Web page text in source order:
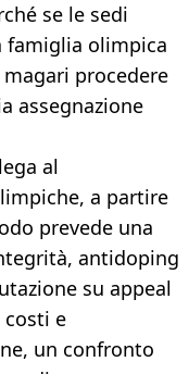
se le sedi
famiglia olimpica
procedere
assegnazione
al
a partire
prevede una
antidoping
su appeal
costi e
un confronto